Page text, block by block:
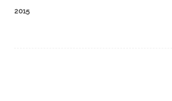
navigation
2015